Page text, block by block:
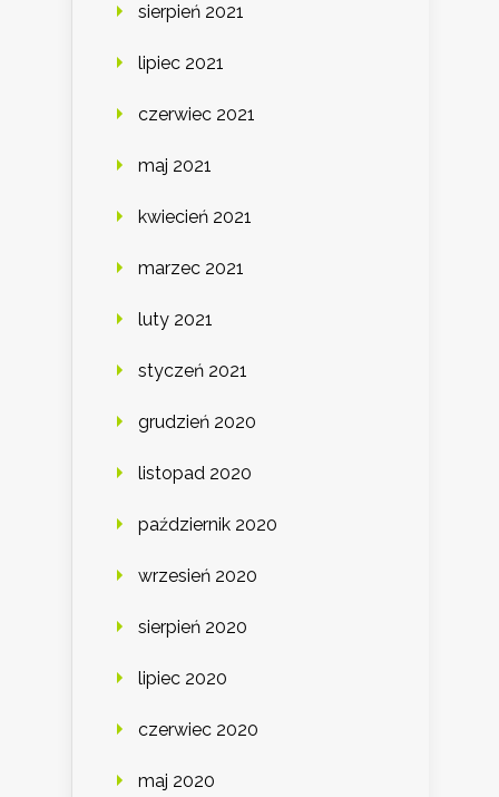
sierpień 2021
lipiec 2021
czerwiec 2021
maj 2021
kwiecień 2021
marzec 2021
luty 2021
styczeń 2021
grudzień 2020
listopad 2020
październik 2020
wrzesień 2020
sierpień 2020
lipiec 2020
czerwiec 2020
maj 2020